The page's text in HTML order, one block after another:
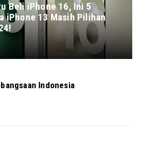
Beli iPhone 16, Ini 5
iPhone 13 Masih Pilihan
Indonesia